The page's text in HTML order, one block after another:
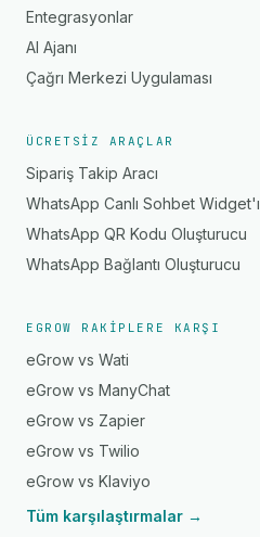
Entegrasyonlar
AI Ajanı
Çağrı Merkezi Uygulaması
ÜCRETSIZ ARAÇLAR
Sipariş Takip Aracı
WhatsApp Canlı Sohbet Widget'ı
WhatsApp QR Kodu Oluşturucu
WhatsApp Bağlantı Oluşturucu
EGROW RAKIPLERE KARŞI
eGrow vs Wati
eGrow vs ManyChat
eGrow vs Zapier
eGrow vs Twilio
eGrow vs Klaviyo
Tüm karşılaştırmalar →